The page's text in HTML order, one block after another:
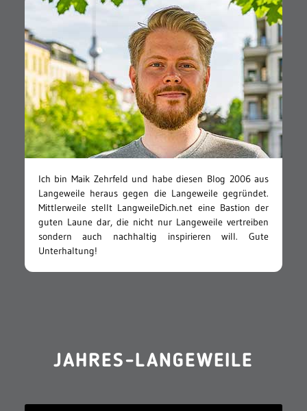
Ich bin Maik Zehrfeld und habe diesen Blog 2006 aus
Langeweile heraus gegen die Langeweile gegründet.
Mittlerweile stellt LangweileDich.net eine Bastion der
guten Laune dar, die nicht nur Langeweile vertreiben
sondern auch nachhaltig inspirieren will. Gute
Unterhaltung!
JAHRES-LANGEWEILE